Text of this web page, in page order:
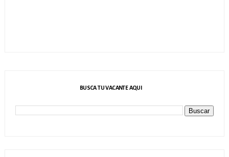
BUSCA TU VACANTE AQUI